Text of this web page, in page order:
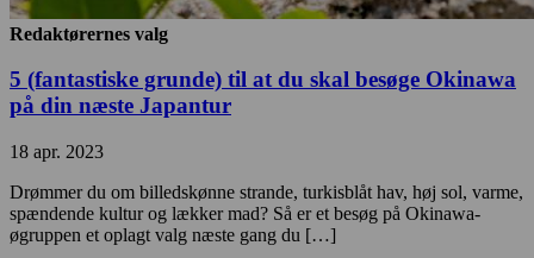
Redaktørernes valg
5 (fantastiske grunde) til at du skal besøge Okinawa
på din næste Japantur
18 apr. 2023
Drømmer du om billedskønne strande, turkisblåt hav, høj sol, varme,
spændende kultur og lækker mad? Så er et besøg på Okinawa-
øgruppen et oplagt valg næste gang du […]